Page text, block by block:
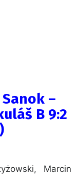
–
B 9:2
Marcin